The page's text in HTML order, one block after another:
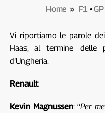
Home » F1•
Vi riportiamo le parole
Haas, al termine delle
d’Ungheria.
Renault
Kevin Magnussen: “Per